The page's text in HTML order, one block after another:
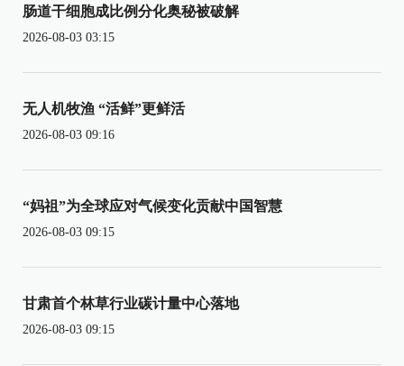
肠道干细胞成比例分化奥秘被破解
2026-08-03 03:15
无人机牧渔 “活鲜”更鲜活
2026-08-03 09:16
“妈祖”为全球应对气候变化贡献中国智慧
2026-08-03 09:15
甘肃首个林草行业碳计量中心落地
2026-08-03 09:15